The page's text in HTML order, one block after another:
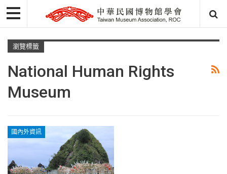
瀏覽標籤
National Human Rights
Museum
國內外資訊